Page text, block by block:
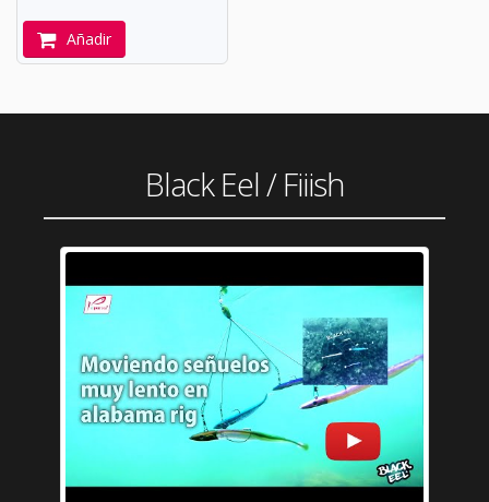
Añadir
Black Eel / Fiiish